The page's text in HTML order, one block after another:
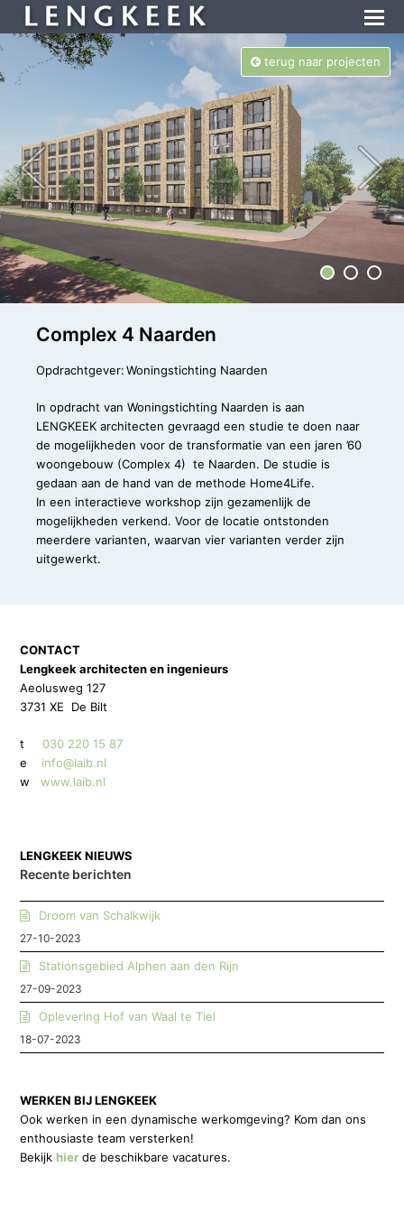
terug naar projecten
Complex 4 Naarden
Opdrachtgever:Woningstichting Naarden
In opdracht van Woningstichting Naarden is aan
LENGKEEK architecten gevraagd een studie te doen naar
de mogelijkheden voor de transformatie van een jaren ’60
woongebouw (Complex 4) te Naarden. De studie is
gedaan aan de hand van de methode Home4Life.
In een interactieve workshop zijn gezamenlijk de
mogelijkheden verkend. Voor de locatie ontstonden
meerdere varianten, waarvan vier varianten verder zijn
uitgewerkt.
CONTACT
Lengkeek architecten en ingenieurs
Aeolusweg 127
3731 XE De Bilt
t030 220 15 87
e info@laib.nl
w
www.laib.nl
LENGKEEK NIEUWS
Recente berichten
Droom van Schalkwijk
27-10-2023
Stationsgebied Alphen aan den Rijn
27-09-2023
Oplevering Hof van Waal te Tiel
18-07-2023
WERKEN BIJ LENGKEEK
Ook werken in een dynamische werkomgeving? Kom dan ons
enthousiaste team versterken!
Bekijkhier de beschikbare vacatures.